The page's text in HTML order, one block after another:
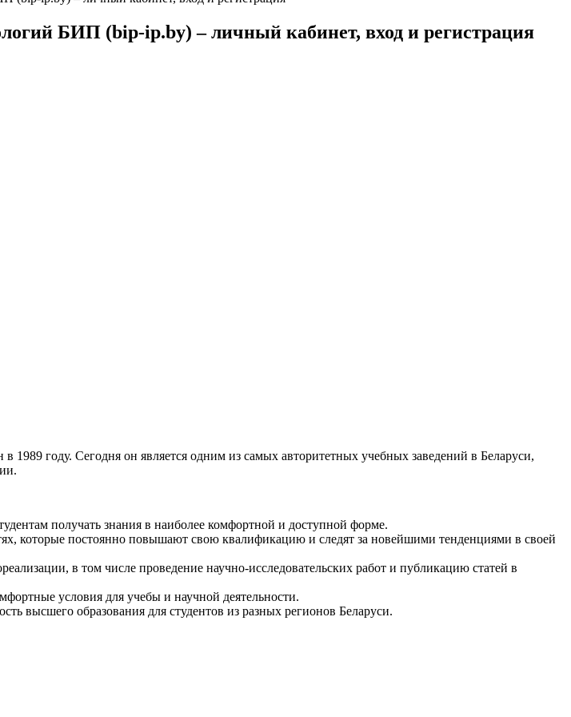
БИП (bip-ip.by) – личный кабинет, вход и регистрация
году. Сегодня он является одним из самых авторитетных учебных заведений в Беларуси,
получать знания в наиболее комфортной и доступной форме.
которые постоянно повышают свою квалификацию и следят за новейшими тенденциями в своей
в том числе проведение научно-исследовательских работ и публикацию статей в
условия для учебы и научной деятельности.
высшего образования для студентов из разных регионов Беларуси.